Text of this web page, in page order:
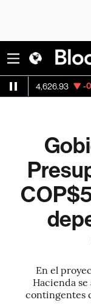
-0.25%
En el
Hacienda
contingentes